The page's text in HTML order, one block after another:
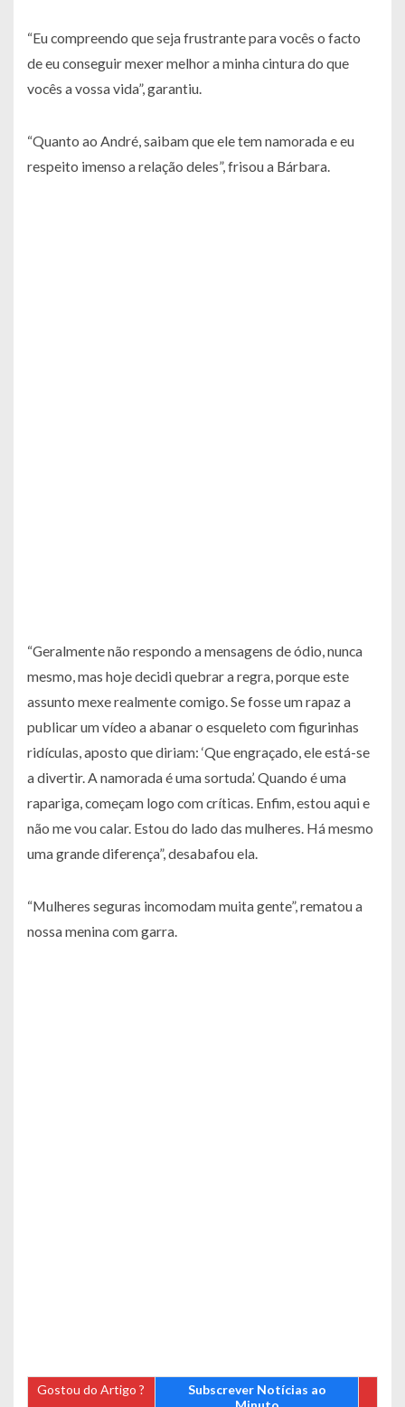
“Eu compreendo que seja frustrante para vocês o facto
de eu conseguir mexer melhor a minha cintura do que
vocês a vossa vida”, garantiu.
“Quanto ao André, saibam que ele tem namorada e eu
respeito imenso a relação deles”, frisou a Bárbara.
“Geralmente não respondo a mensagens de ódio, nunca
mesmo, mas hoje decidi quebrar a regra, porque este
assunto mexe realmente comigo. Se fosse um rapaz a
publicar um vídeo a abanar o esqueleto com figurinhas
ridículas, aposto que diriam: ‘Que engraçado, ele está-se
a divertir. A namorada é uma sortuda’. Quando é uma
rapariga, começam logo com críticas. Enfim, estou aqui e
não me vou calar. Estou do lado das mulheres. Há mesmo
uma grande diferença”, desabafou ela.
“Mulheres seguras incomodam muita gente”, rematou a
nossa menina com garra.
Gostou do Artigo ?
Subscrever Notícias ao